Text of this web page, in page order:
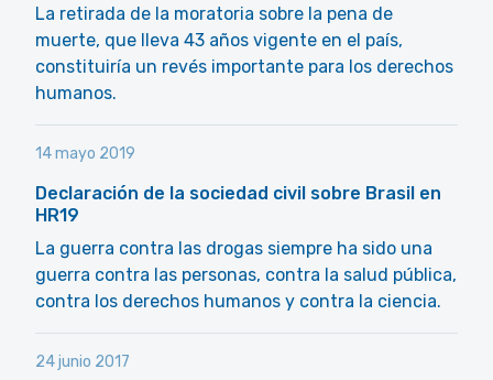
La retirada de la moratoria sobre la pena de
muerte, que lleva 43 años vigente en el país,
constituiría un revés importante para los derechos
humanos.
14 mayo 2019
Declaración de la sociedad civil sobre Brasil en
HR19
La guerra contra las drogas siempre ha sido una
guerra contra las personas, contra la salud pública,
contra los derechos humanos y contra la ciencia.
24 junio 2017